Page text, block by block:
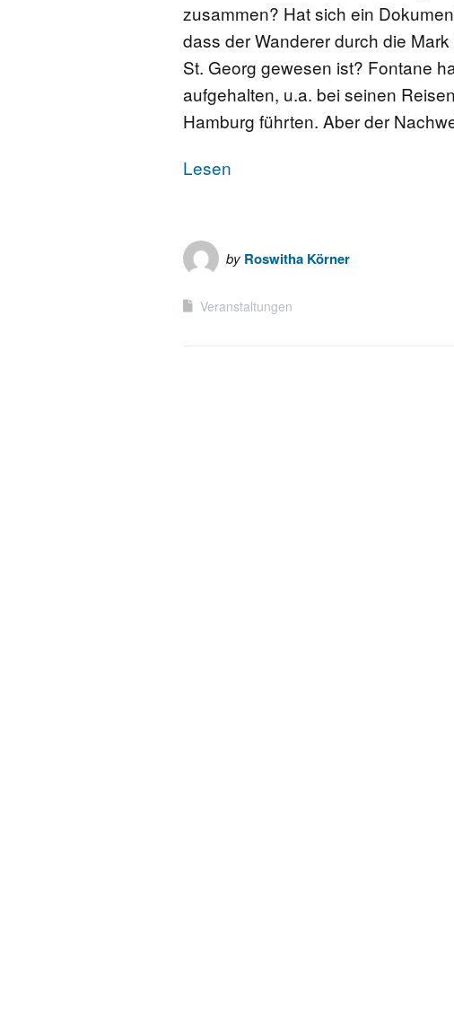
FONTANE-ORTE
FONTANE-PROJEKTE
zusammen? Hat sich ein
dass der Wanderer durch die
St. Georg gewesen ist? Fontane
aufgehalten, u.a. bei seinen
Hamburg führten. Aber der
Lesen
by Roswitha Körner
Veranstaltungen